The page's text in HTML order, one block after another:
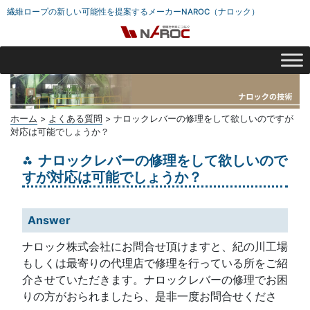
繊維ロープの新しい可能性を提案するメーカーNAROC（ナロック）
ホーム > よくある質問 > ナロックレバーの修理をして欲しいのですが
対応は可能でしょうか？
ナロックレバーの修理をして欲しいので
すが対応は可能でしょうか？
Answer
ナロック株式会社にお問合せ頂けますと、紀の川工場
もしくは最寄りの代理店で修理を行っている所をご紹
介させていただきます。ナロックレバーの修理でお困
りの方がおられましたら、是非一度お問合せくださ